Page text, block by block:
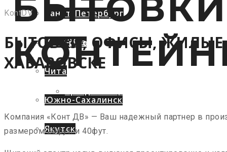
Санкт-Петербург
Улан-Удэ
Чита
Южно-Сахалинск
Якутск
Грузоперевозки
KontDV
БЫТОВКИ, ОФИСЫ, ЖИЛЫЕ
ХАБАРОВСКЕ
Компания «Конт ДВ» — Ваш надежный партнер в
размером 20фут. и 40фут.